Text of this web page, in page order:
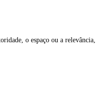
o espaço ou a relevância,